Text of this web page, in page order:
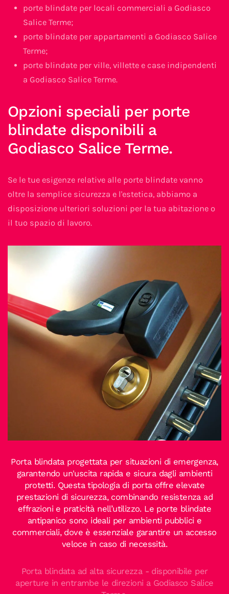
porte blindate per locali commerciali a Godiasco
Salice Terme;
porte blindate per appartamenti a Godiasco Salice
Terme;
porte blindate per ville, villette e case indipendenti
a Godiasco Salice Terme.
Opzioni speciali per porte
blindate disponibili a
Godiasco Salice Terme.
Se le tue esigenze relative alle porte blindate vanno
oltre la semplice sicurezza e l'estetica, abbiamo a
disposizione ulteriori soluzioni per la tua abitazione o
il tuo spazio di lavoro.
Porta blindata progettata per situazioni di emergenza,
garantendo un'uscita rapida e sicura dagli ambienti
protetti. Questa tipologia di porta offre elevate
prestazioni di sicurezza, combinando resistenza ad
effrazioni e praticità nell’utilizzo. Le porte blindate
antipanico sono ideali per ambienti pubblici e
commerciali, dove è essenziale garantire un accesso
veloce in caso di necessità.
Porta blindata ad alta sicurezza - disponibile per
aperture in entrambe le direzioni a Godiasco Salice